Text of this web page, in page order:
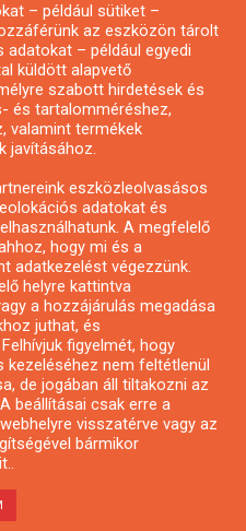
hírlevél
– például sütiket –
az eszközön tárolt
– például egyedi
küldött alapvető
szabott hirdetések és
és tartalomméréshez,
valamint termékek
javításához.
eszközleolvasásos
adatokat és
A megfelelő
hogy mi és a
adatkezelést végezzünk.
helyre kattintva
a hozzájárulás megadása
juthat, és
figyelmét, hogy
kezeléséhez nem feltétlenül
de jogában áll tiltakozni az
beállításai csak erre a
visszatérve vagy az
bármikor